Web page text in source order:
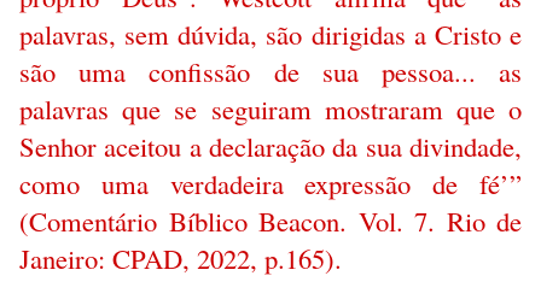
palavras, sem dúvida, são dirigidas a Cristo e
são uma confissão de sua pessoa... as
palavras que se seguiram mostraram que o
Senhor aceitou a declaração da sua divindade,
como uma verdadeira expressão de fé’”
(Comentário Bíblico Beacon. Vol. 7. Rio de
Janeiro: CPAD, 2022, p.165).